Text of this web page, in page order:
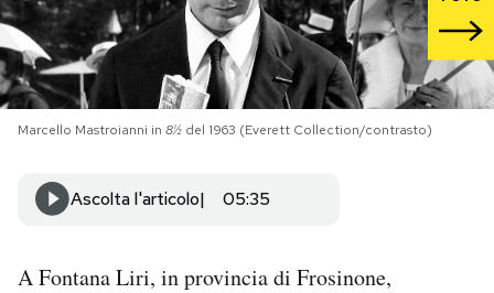
NEWSLETTER
I MIEI PREFERITI
SHOP
Marcello Mastroianni in 8½ del 1963 (Everett Collection/contrasto)
Ascolta l'articolo 05:35
A Fontana Liri, in provincia di Frosinone,